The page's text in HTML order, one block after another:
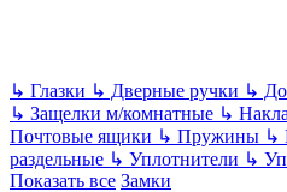
↳ Глазки ↳ Дверные ручки ↳
↳ Защелки м/комнатные ↳
Почтовые ящики ↳ Пружины ↳
раздельные ↳ Уплотнители ↳
Показать все Замки